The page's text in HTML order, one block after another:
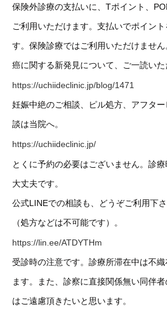
保険外診療の支払いに、Tポイント、
ご利用いただけます。支払いでポイン
す。保険診療ではご利用いただけません
癌に関する新発見について、ご一読いた
https://uchiideclinic.jp/blog/1471
妊娠中絶のご相談、ピル処方、アフタ
談は当院へ。
https://uchiideclinic.jp/
とくに予約の必要はございません。診
大丈夫です。
公式LINEでの相談も、どうぞご利用下
（処方などは不可能です）。
https://lin.ee/ATDYTHm
受診時の注意です。診療所滞在中は不
ます。また、診察に直接関係無い同伴
はご遠慮頂きたいと思います。